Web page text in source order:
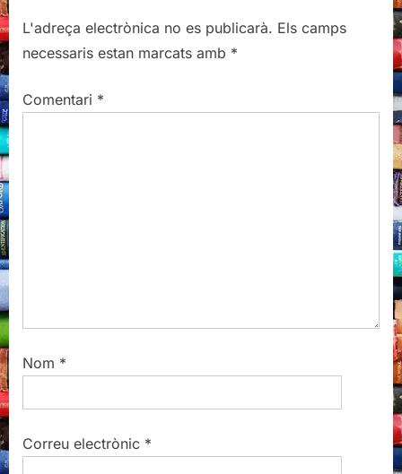
o
u
P
P
o
t
L'adreça electrònica no es publicarà. Els camps
necessaris estan marcats amb *
Comentari *
Nom *
Correu electrònic *